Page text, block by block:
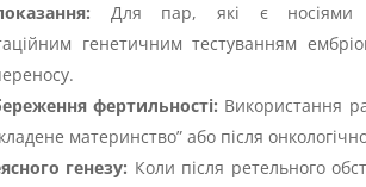
Для пар, які є носіями
генетичним тестуванням
фертильності: Використання
материнство” або після
генезу: Коли після ретельного